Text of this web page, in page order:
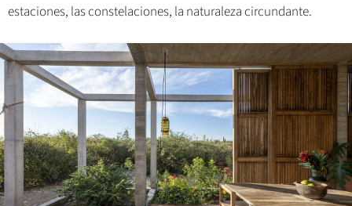
estaciones, las constelaciones, la naturaleza circundante.